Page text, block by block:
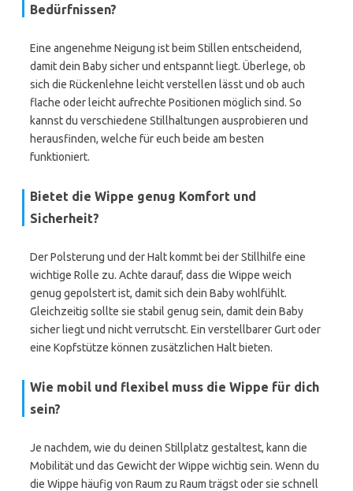
Bedürfnissen?
Eine angenehme Neigung ist beim Stillen entscheidend,
damit dein Baby sicher und entspannt liegt. Überlege, ob
sich die Rückenlehne leicht verstellen lässt und ob auch
flache oder leicht aufrechte Positionen möglich sind. So
kannst du verschiedene Stillhaltungen ausprobieren und
herausfinden, welche für euch beide am besten
funktioniert.
Bietet die Wippe genug Komfort und
Sicherheit?
Der Polsterung und der Halt kommt bei der Stillhilfe eine
wichtige Rolle zu. Achte darauf, dass die Wippe weich
genug gepolstert ist, damit sich dein Baby wohlfühlt.
Gleichzeitig sollte sie stabil genug sein, damit dein Baby
sicher liegt und nicht verrutscht. Ein verstellbarer Gurt oder
eine Kopfstütze können zusätzlichen Halt bieten.
Wie mobil und flexibel muss die Wippe für dich
sein?
Je nachdem, wie du deinen Stillplatz gestaltest, kann die
Mobilität und das Gewicht der Wippe wichtig sein. Wenn du
die Wippe häufig von Raum zu Raum trägst oder sie schnell